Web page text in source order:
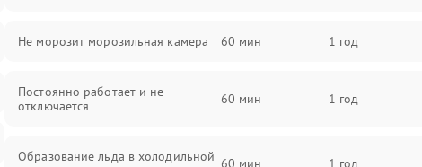
Не морозит морозильная камера 60 мин 1 год
Постоянно работает и не
отключается
60 мин 1 год
Образование льда в холодильной 60 мин 1 год